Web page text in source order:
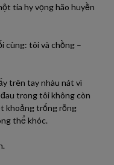
tia hy vọng hão huyền
cùng: tôi và chồng –
trên tay nhàu nát vì
trong tôi không còn
khoảng trống rỗng
thể khóc.